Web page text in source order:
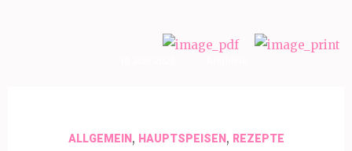
ALLGEMEIN, HAUPTSPEISEN, REZEPTE